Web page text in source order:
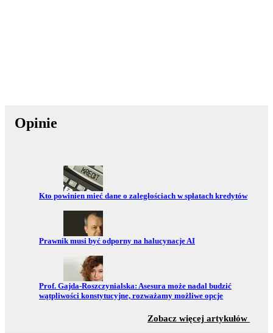
Opinie
Przejdź do:
Kto powinien mieć dane o zaległościach w spłatach kredytów
Przejdź do:
Prawnik musi być odporny na halucynacje AI
Przejdź do:
Prof. Gajda-Roszczynialska: Asesura może nadal budzić
wątpliwości konstytucyjne, rozważamy możliwe opcje
Zobacz więcej artykułów